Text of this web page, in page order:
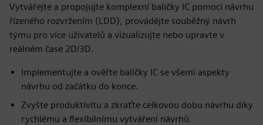
Vytvářejte a propojujte komplexní balíčky IC pomocí návrhu
řízeného rozvržením (LDD), provádějte souběžný návrh
týmu pro více uživatelů a vizualizujte nebo upravte v
reálném čase 2D/3D.
Implementujte a ověřte balíčky IC se všemi aspekty
návrhu od začátku do konce.
Zvyšte produktivitu a zkraťte celkovou dobu návrhu díky
rychlému a flexibilnímu vytváření návrhů.